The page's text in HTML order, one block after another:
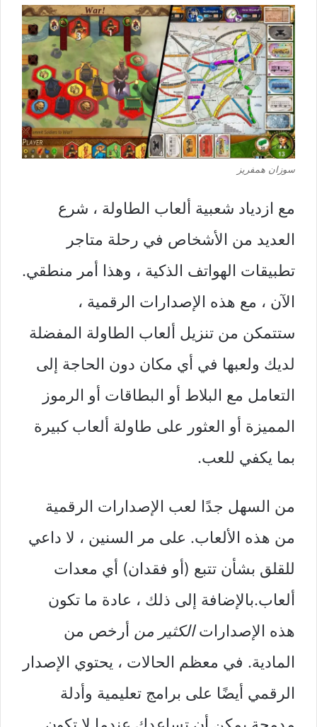
سوزان همفريز
مع ازدياد شعبية ألعاب الطاولة ، شرع
العديد من الأشخاص في رحلة متاجر
تطبيقات الهواتف الذكية ، وهذا أمر منطقي.
الآن ، مع هذه الإصدارات الرقمية ،
ستتمكن من تنزيل ألعاب الطاولة المفضلة
لديك ولعبها في أي مكان دون الحاجة إلى
التعامل مع البلاط أو البطاقات أو الرموز
المميزة أو العثور على طاولة ألعاب كبيرة
بما يكفي للعب.
من السهل جدًا لعب الإصدارات الرقمية
من هذه الألعاب. على مر السنين ، لا داعي
للقلق بشأن تتبع (أو فقدان) أي معدات
ألعاب.بالإضافة إلى ذلك ، عادة ما تكون
هذه الإصداراتالكثير من أرخص من
المادية. في معظم الحالات ، يحتوي الإصدار
الرقمي أيضًا على برامج تعليمية وأدلة